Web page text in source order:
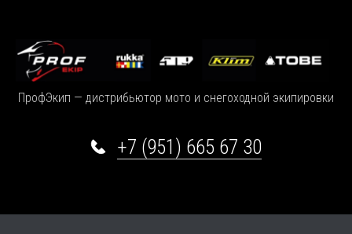
ПрофЭкип — дистрибьютор мото и снегоходной экипировки
+7 (951) 665 67 30